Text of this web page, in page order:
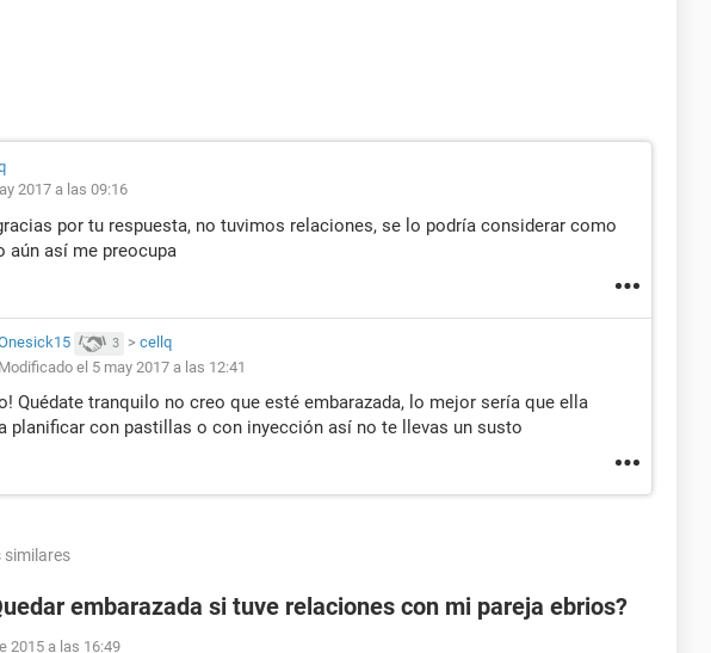
2017 a las 09:16
por tu respuesta, no tuvimos relaciones, se lo podría considerar como
aún así me preocupa
3 > cellq
Modificado el 5 may 2017 a las 12:41
Quédate tranquilo no creo que esté embarazada, lo mejor sería que ella
planificar con pastillas o con inyección así no te llevas un susto
similares
embarazada si tuve relaciones con mi pareja ebrios?
2015 a las 16:49